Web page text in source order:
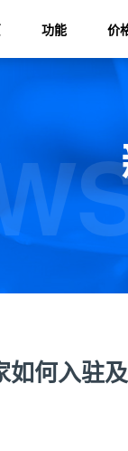
功能 价
如何入驻